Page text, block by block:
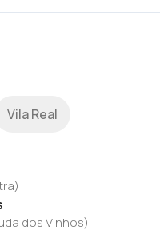
Vila Real
)
dos Vinhos)